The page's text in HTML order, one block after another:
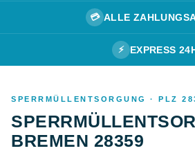
💳 ALLE
⚡ EXPRESS
SPERRMÜLLENTSORGUNG · PLZ
BREMEN 28359